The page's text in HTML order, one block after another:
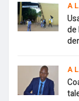
A
de
A